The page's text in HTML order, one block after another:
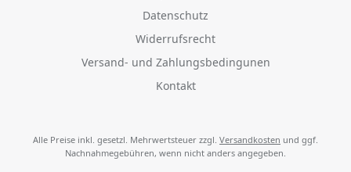
Datenschutz
Widerrufsrecht
Versand- und Zahlungsbedingunen
Kontakt
Alle Preise inkl. gesetzl. Mehrwertsteuer zzgl. Versandkosten und ggf.
Nachnahmegebühren, wenn nicht anders angegeben.